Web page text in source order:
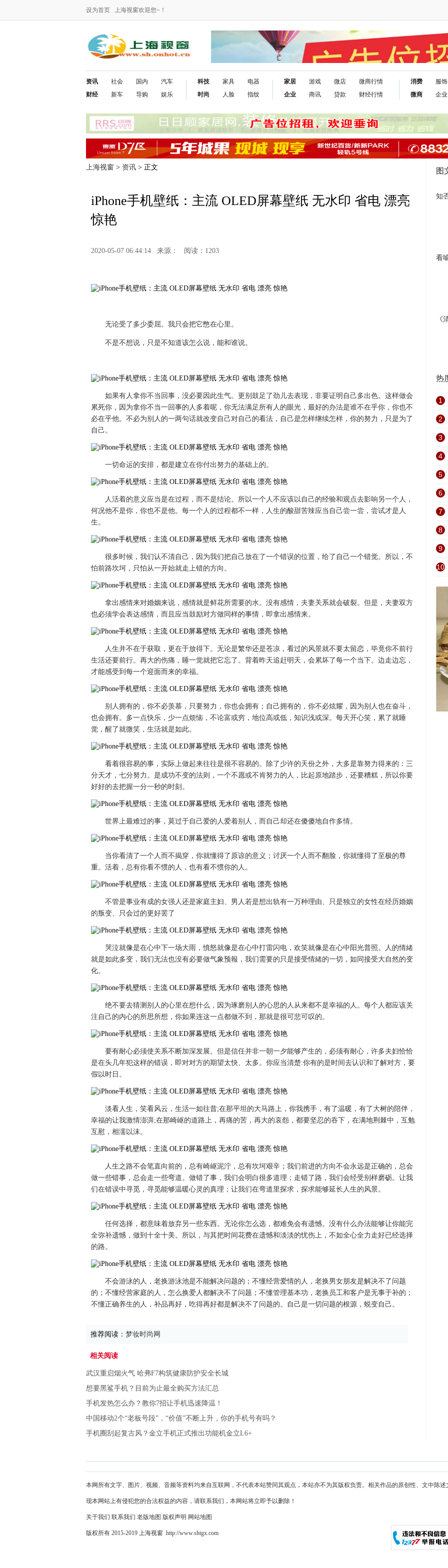
设为首页 上海视窗欢迎您~！
资讯
财经
社会
新车
国内
导购
汽车
娱乐
科技
时尚
家具
人脸
电器
指纹
家居
企业
游戏
商讯
微店
贷款
微商行情
财经行情
消费
微商
服饰
企业
上海视窗 > 资讯 > 正文
iPhone手机壁纸：主流 OLED屏幕壁纸 无水印 省电 漂亮
惊艳
2020-05-07 06:44:14 来源： 阅读：1203
无论受了多少委屈。我只会把它憋在心里。
不是不想说，只是不知道该怎么说，能和谁说。
如果有人拿你不当回事，没必要因此生气。更别鼓足了劲儿去表现，非要证明自己多出色。这样做会
累死你，因为拿你不当一回事的人多着呢，你无法满足所有人的眼光，最好的办法是谁不在乎你，你也不
必在乎他。不必为别人的一两句话就改变自己对自己的看法，自己是怎样继续怎样，你的努力，只是为了
自己。
一切命运的安排，都是建立在你付出努力的基础上的。
人活着的意义应当是在过程，而不是结论。所以一个人不应该以自己的经验和观点去影响另一个人，
何况他不是你，你也不是他。每一个人的过程都不一样，人生的酸甜苦辣应当自己尝一尝，尝试才是人
生。
很多时候，我们认不清自己，因为我们把自己放在了一个错误的位置，给了自己一个错觉。所以，不
怕前路坎坷，只怕从一开始就走上错的方向。
拿出感情来对婚姻来说，感情就是鲜花所需要的水。没有感情，夫妻关系就会破裂。但是，夫妻双方
也必须学会表达感情，而且应当鼓励对方做同样的事情，即拿出感情来。
人生并不在于获取，更在于放得下。无论是繁华还是苍凉，看过的风景就不要太留恋，毕竟你不前行
生活还要前行。再大的伤痛，睡一觉就把它忘了。背着昨天追赶明天，会累坏了每一个当下。边走边忘，
才能感受到每一个迎面而来的幸福。
别人拥有的，你不必羡慕，只要努力，你也会拥有；自己拥有的，你不必炫耀，因为别人也在奋斗，
也会拥有。多一点快乐，少一点烦恼，不论富或穷，地位高或低，知识浅或深。每天开心笑，累了就睡
觉，醒了就微笑，生活就是如此。
看着很容易的事，实际上做起来往往是很不容易的。除了少许的天份之外，大多是靠努力得来的：三
分天才，七分努力。是成功不变的法则，一个不愿或不肯努力的人，比起原地踏步，还要糟糕，所以你要
好好的去把握一分一秒的时刻。
世界上最难过的事，莫过于自己爱的人爱着别人，而自己却还在傻傻地自作多情。
当你看清了一个人而不揭穿，你就懂得了原谅的意义；讨厌一个人而不翻脸，你就懂得了至极的尊
重。活着，总有你看不惯的人，也有看不惯你的人。
不管是事业有成的女强人还是家庭主妇、男人若是想出轨有一万种理由、只是独立的女性在经历婚姻
的叛变、只会过的更好罢了
哭泣就像是在心中下一场大雨，憤怒就像是在心中打雷闪电，欢笑就像是在心中阳光普照。人的情緒
就是如此多变，我们无法也没有必要做气象预報，我们需要的只是接受情緒的一切，如同接受大自然的变
化。
绝不要去猜测别人的心里在想什么，因为琢磨别人的心思的人从来都不是幸福的人。每个人都应该关
注自己的内心的所思所想，你如果连这一点都做不到，那就是很可悲可叹的。
要有耐心必须使关系不断加深发展。但是信任并非一朝一夕能够产生的，必须有耐心，许多夫妇恰恰
是在头几年犯这样的错误，即对对方的期望太快、太多。你应当清楚:你有的是时间去认识和了解对方，要
假以时日。
淡看人生，笑看风云，生活一如往昔;在那平坦的大马路上，你我携手，有了温暖，有了大树的陪伴，
幸福的让我激情澎湃;在那崎岖的道路上，再痛的苦，再大的哀怨，都要坚忍的吞下，在满地荆棘中，互勉
互慰，相濡以沫。
人生之路不会笔直向前的，总有崎岖泥泞，总有坎坷艰辛；我们前进的方向不会永远是正确的，总会
做一些错事，总会走一些弯道。做错了事，我们会明白很多道理；走错了路，我们会经受别样磨砺。让我
们在错误中寻觅，寻觅能够温暖心灵的真理；让我们在弯道里探求，探求能够延长人生的风景。
任何选择，都意味着放弃另一些东西。无论你怎么选，都难免会有遗憾。没有什么办法能够让你能完
全弥补遗憾，做到十全十美。所以，与其把时间花费在遗憾和淡淡的忧伤上，不如全心全力走好已经选择
的路。
不会游泳的人，老换游泳池是不能解决问题的；不懂经营爱情的人，老换男女朋友是解决不了问题
的；不懂经营家庭的人，怎么换爱人都解决不了问题；不懂管理基本功，老换员工和客户是无事于补的；
不懂正确养生的人，补品再好，吃得再好都是解决不了问题的。自己是一切问题的根源，蜕变自己。
推荐阅读： 梦妆时尚网
相关阅读
武汉重启烟火气 哈弗F7构筑健康防护安全长城
想要黑鲨手机？目前为止最全购买方法汇总
手机发热怎么办？教你7招让手机迅速降温！
中国移动2个“老板号段”，“价值”不断上升，你的手机号有吗？
手机圈刮起复古风？金立手机正式推出功能机金立L6+
图
知
看
《
热
1
2
3
4
5
6
7
8
9
10
本网所有文字、图片、视频、音频等资料均来自互联网，不代表本站赞同其观点，本站亦不为其版权负责。相关作品的原创性、文中陈
现本网站上有侵犯您的合法权益的内容，请联系我们，本网站将立即予以删除！
关于我们 联系我们 老版地图 版权声明 网站地图
版权所有 2015-2019 上海视窗 http://www.shtgx.com